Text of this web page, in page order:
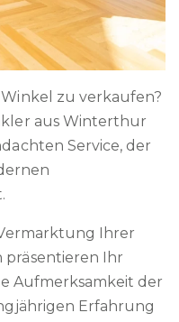
zu verkaufen?
aus Winterthur
Service, der
Ihrer
präsentieren Ihr
Aufmerksamkeit der
Erfahrung